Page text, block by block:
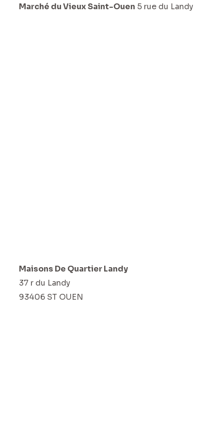
Marché du Vieux Saint-Ouen 5 rue du Landy
Maisons De Quartier Landy
37 r du Landy
93406 ST OUEN